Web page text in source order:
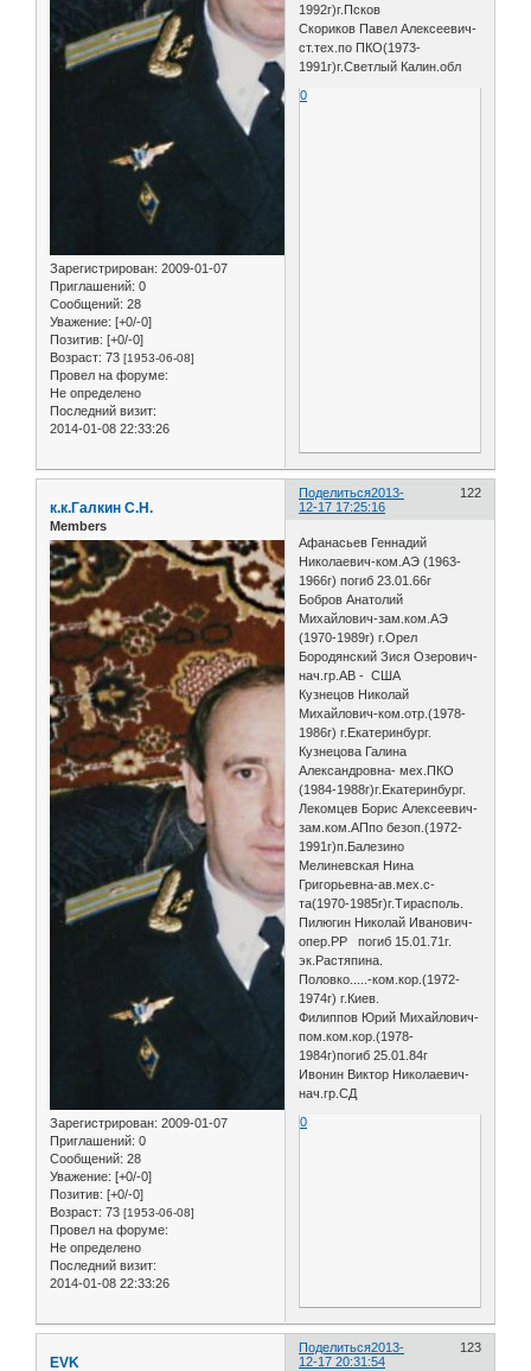
Зарегистрирован: 2009-01-07
Приглашений: 0
Сообщений: 28
Уважение: [+0/-0]
Позитив: [+0/-0]
Возраст: 73 [1953-06-08]
Провел на форуме:
Не определено
Последний визит:
2014-01-08 22:33:26
1992г)г.Псков
Скориков Павел Алексеевич-
ст.тех.по ПКО(1973-
1991г)г.Светлый Калин.обл
0
Поделиться 122
2013-
12-17 17:25:16
к.к.Галкин С.Н.
Members
Зарегистрирован: 2009-01-07
Приглашений: 0
Сообщений: 28
Уважение: [+0/-0]
Позитив: [+0/-0]
Возраст: 73 [1953-06-08]
Провел на форуме:
Не определено
Последний визит:
2014-01-08 22:33:26
Афанасьев Геннадий
Николаевич-ком.АЭ (1963-
1966г) погиб 23.01.66г
Бобров Анатолий
Михайлович-зам.ком.АЭ
(1970-1989г) г.Орел
Бородянский Зися Озерович-
нач.гр.АВ - США
Кузнецов Николай
Михайлович-ком.отр.(1978-
1986г) г.Екатеринбург.
Кузнецова Галина
Александровна- мех.ПКО
(1984-1988г)г.Екатеринбург.
Лекомцев Борис Алексеевич-
зам.ком.АПпо безоп.(1972-
1991г)п.Балезино
Мелиневская Нина
Григорьевна-ав.мех.с-
та(1970-1985г)г.Тирасполь.
Пилюгин Николай Иванович-
опер.РР погиб 15.01.71г.
эк.Растяпина.
Половко.....-ком.кор.(1972-
1974г) г.Киев.
Филиппов Юрий Михайлович-
пом.ком.кор.(1978-
1984г)погиб 25.01.84г
Ивонин Виктор Николаевич-
нач.гр.СД
0
Поделиться 123
2013-
12-17 20:31:54
EVK